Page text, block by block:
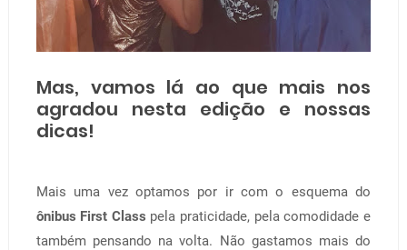
Mas, vamos lá ao que mais nos
agradou nesta edição e nossas
dicas!
Mais uma vez optamos por ir com o esquema do
ônibus First Class pela praticidade, pela comodidade e
também pensando na volta. Não gastamos mais do